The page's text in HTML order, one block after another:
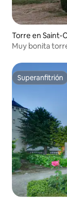
Torre en Saint-
Muy bonita
Superanfitrión
Superanfitrión